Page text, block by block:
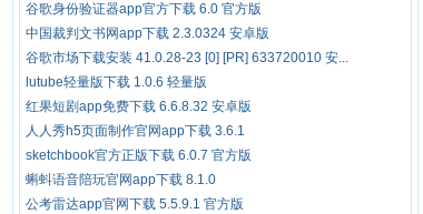
谷歌身份验证器app官方下载 6.0 官方版
中国裁判文书网app下载 2.3.0324 安卓版
谷歌市场下载安装 41.0.28-23 [0] [PR] 633720010 安...
lutube轻量版下载 1.0.6 轻量版
红果短剧app免费下载 6.6.8.32 安卓版
人人秀h5页面制作官网app下载 3.6.1
sketchbook官方正版下载 6.0.7 官方版
蝌蚪语音陪玩官网app下载 8.1.0
公考雷达app官网下载 5.5.9.1 官方版